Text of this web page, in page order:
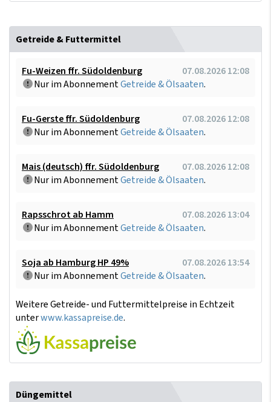
Getreide & Futtermittel
Fu-Weizen ffr. Südoldenburg
07.08.2026 12:08
Nur im AbonnementGetreide & Ölsaaten.
Fu-Gerste ffr. Südoldenburg
07.08.2026 12:08
Nur im AbonnementGetreide & Ölsaaten.
Mais (deutsch) ffr. Südoldenburg
07.08.2026 12:08
Nur im AbonnementGetreide & Ölsaaten.
Rapsschrot ab Hamm
07.08.2026 13:04
Nur im AbonnementGetreide & Ölsaaten.
Soja ab Hamburg HP 49%
07.08.2026 13:54
Nur im AbonnementGetreide & Ölsaaten.
Weitere Getreide- und Futtermittelpreise in Echtzeit
unterwww.kassapreise.de.
Düngemittel